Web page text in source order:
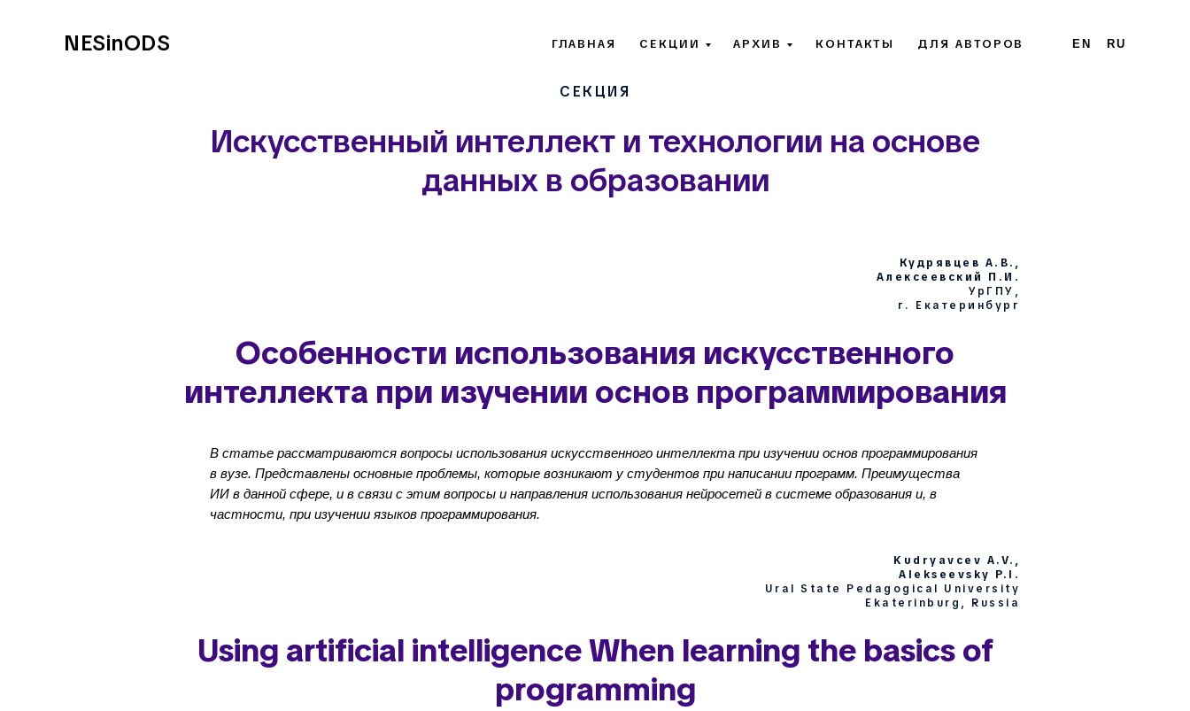
NESinODS ГЛАВНАЯ СЕКЦИИ АРХИВ КОНТАКТЫ ДЛЯ АВТОРОВ EN RU
СЕКЦИЯ
Искусственный интеллект и технологии на основе
данных в образовании
Кудрявцев А.В.,
Алексеевский П.И.
УрГПУ,
г. Екатеринбург
Особенности использования искусственного
интеллекта при изучении основ программирования
В статье рассматриваются вопросы использования искусственного интеллекта при изучении основ программирования
в вузе. Представлены основные проблемы, которые возникают у студентов при написании программ. Преимущества
ИИ в данной сфере, и в связи с этим вопросы и направления использования нейросетей в системе образования и, в
частности, при изучении языков программирования.
Kudryavcev A.V.,
Alekseevsky P.I.
Ural State Pedagogical University
Ekaterinburg, Russia
Using artificial intelligence When learning the basics of
programming